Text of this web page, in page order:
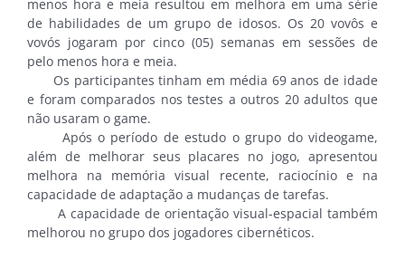
menos hora e meia resultou em melhora em uma série
de habilidades de um grupo de idosos. Os 20 vovôs e
vovós jogaram por cinco (05) semanas em sessões de
pelo menos hora e meia.
Os participantes tinham em média 69 anos de idade
e foram comparados nos testes a outros 20 adultos que
não usaram o game.
Após o período de estudo o grupo do videogame,
além de melhorar seus placares no jogo, apresentou
melhora na memória visual recente, raciocínio e na
capacidade de adaptação a mudanças de tarefas.
A capacidade de orientação visual-espacial também
melhorou no grupo dos jogadores cibernéticos.